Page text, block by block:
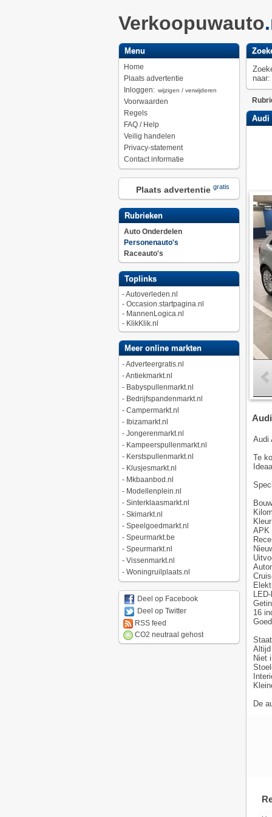
Verkoopuwauto
Menu
Home
Plaats advertentie
Inloggen: wijzigen / verwijderen
Voorwaarden
Regels
FAQ / Help
Veilig handelen
Privacy-statement
Contact informatie
Plaats advertentie gratis
Rubrieken
Auto Onderdelen
Personenauto's
Raceauto's
Toplinks
-Autoverleden.nl
- Occasion.startpagina.nl
- MannenLogica.nl
- KlikKlik.nl
Meer online markten
-Adverteergratis.nl
-Antiekmarkt.nl
- Babyspullenmarkt.nl
- Bedrijfspandenmarkt.nl
- Campermarkt.nl
- Ibizamarkt.nl
- Jongerenmarkt.nl
- Kampeerspullenmarkt.nl
- Kerstspullenmarkt.nl
- Klusjesmarkt.nl
- Mkbaanbod.nl
- Modellenplein.nl
- Sinterklaasmarkt.nl
- Skimarkt.nl
- Speelgoedmarkt.nl
- Speurmarkt.be
- Speurmarkt.nl
- Vissenmarkt.nl
- Woningruilplaats.nl
Deel op Facebook
Deel op Twitter
RSS feed
CO2 neutraal gehost
naar:
Audi
Audi
Te
APK
16
Altijd
Niet
De